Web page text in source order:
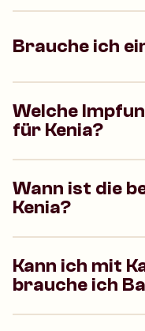
Brauche ich
Welche
für Kenia?
Wann ist die
Kenia?
Kann ich mit
brauche ich